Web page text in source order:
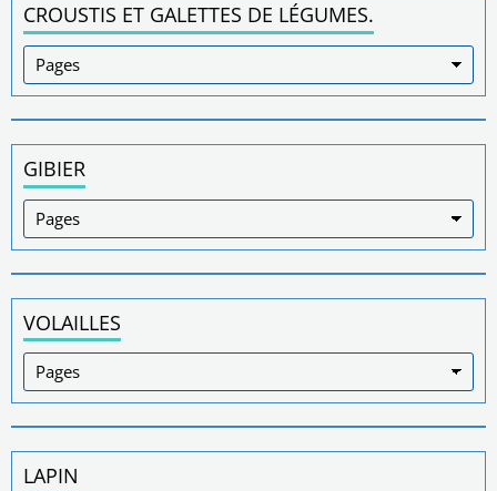
CROUSTIS ET GALETTES DE LÉGUMES.
GIBIER
VOLAILLES
LAPIN